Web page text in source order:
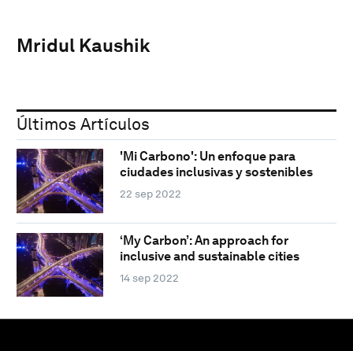
Mridul Kaushik
Últimos Artículos
'Mi Carbono': Un enfoque para
ciudades inclusivas y sostenibles
22 sep 2022
‘My Carbon’: An approach for
inclusive and sustainable cities
14 sep 2022